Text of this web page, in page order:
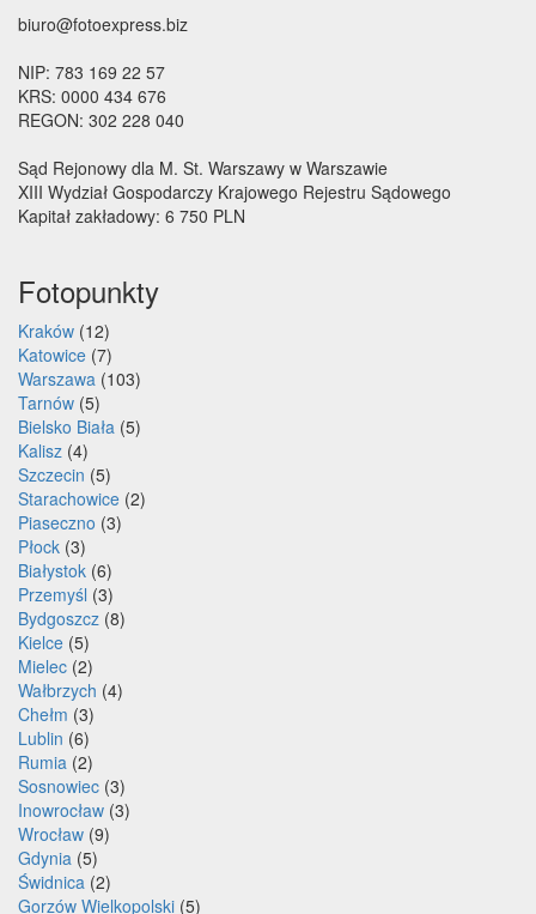
biuro@fotoexpress.biz
NIP: 783 169 22 57
KRS: 0000 434 676
REGON: 302 228 040
Sąd Rejonowy dla M. St. Warszawy w Warszawie
XIII Wydział Gospodarczy Krajowego Rejestru Sądowego
Kapitał zakładowy: 6 750 PLN
Fotopunkty
Kraków (12)
Katowice (7)
Warszawa (103)
Tarnów (5)
Bielsko Biała (5)
Kalisz (4)
Szczecin (5)
Starachowice (2)
Piaseczno (3)
Płock (3)
Białystok (6)
Przemyśl (3)
Bydgoszcz (8)
Kielce (5)
Mielec (2)
Wałbrzych (4)
Chełm (3)
Lublin (6)
Rumia (2)
Sosnowiec (3)
Inowrocław (3)
Wrocław (9)
Gdynia (5)
Świdnica (2)
Gorzów Wielkopolski (5)